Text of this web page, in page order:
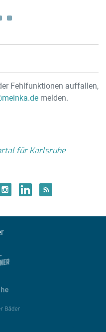
Fehlfunktionen auffallen,
melden.
für Karlsruhe